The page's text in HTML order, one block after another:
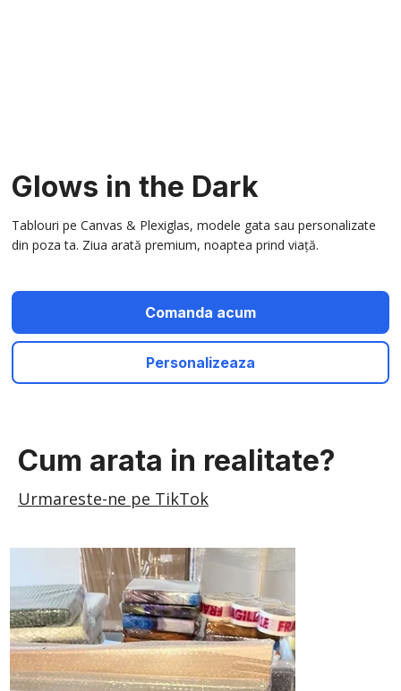
Glows in the Dark
Tablouri pe Canvas & Plexiglas, modele gata sau personalizate
din poza ta. Ziua arată premium, noaptea prind viață.
Comanda acum
Personalizeaza
Cum arata in realitate?
Urmareste-ne pe TikTok